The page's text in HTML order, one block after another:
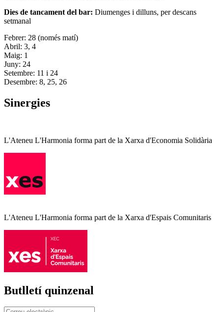
Dies de tancament del bar: Diumenges i dilluns, per descans
setmanal
Febrer: 28 (només matí)
Abril: 3, 4
Maig: 1
Juny: 24
Setembre: 11 i 24
Desembre: 8, 25, 26
Sinergies
L'Ateneu L'Harmonia forma part de la Xarxa d'Economia Solidària
L'Ateneu L'Harmonia forma part de la Xarxa d'Espais Comunitaris
Butlletí quinzenal